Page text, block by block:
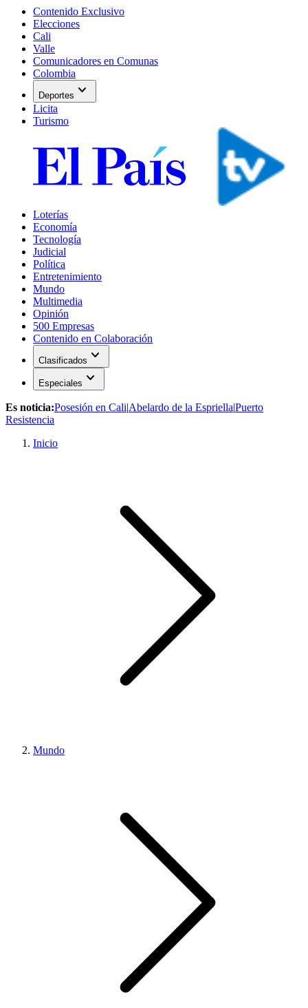
Contenido Exclusivo
Elecciones
Cali
Valle
Comunicadores en Comunas
Colombia
Deportes expand_more
Licita
Turismo
Loterías
Economía
Tecnología
Judicial
Política
Entretenimiento
Mundo
Multimedia
Opinión
500 Empresas
Contenido en Colaboración
Clasificados expand_more
Especiales expand_more
Es noticia:Posesión en Cali|Abelardo de la Espriella|Puerto
Resistencia
Inicio
Mundo